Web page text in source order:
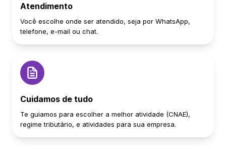
Atendimento
Você escolhe onde ser atendido, seja por WhatsApp,
telefone, e-mail ou chat.
Cuidamos de tudo
Te guiamos para escolher a melhor atividade (CNAE),
regime tributário, e atividades para sua empresa.